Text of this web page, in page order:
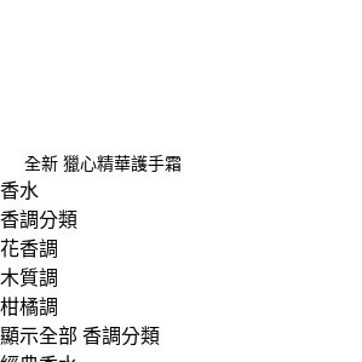
全新 獵心精華護手霜
香水
香調分類
花香調
木質調
柑橘調
顯示全部 香調分類